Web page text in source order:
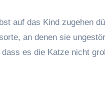
auf das Kind zugehen
an denen sie
es die Katze nicht